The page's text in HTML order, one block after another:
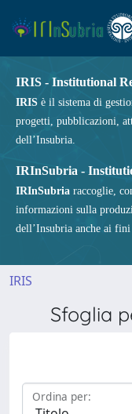
IRIS - Institutional
IRIS è il sistema di
progetti, pubblicazioni,
dell’Insubria.
IRInSubria -
IRInSubria raccoglie,
informazioni sulla
dell’Insubria anche ai
IRIS
Sfoglia
Ordina per: